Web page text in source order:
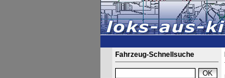
Fahrzeug-Schnellsuche